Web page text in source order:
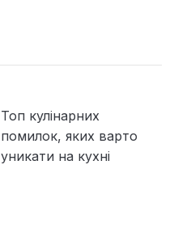
Топ кулінарних
помилок, яких варто
уникати на кухні